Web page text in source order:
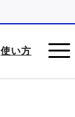
使い方